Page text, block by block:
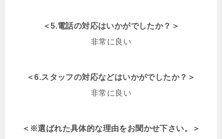
＜5.電話の対応はいかがでしたか？＞
非常に良い
＜6.スタッフの対応などはいかがでしたか？＞
非常に良い
＜※選ばれた具体的な理由をお聞かせ下さい。＞